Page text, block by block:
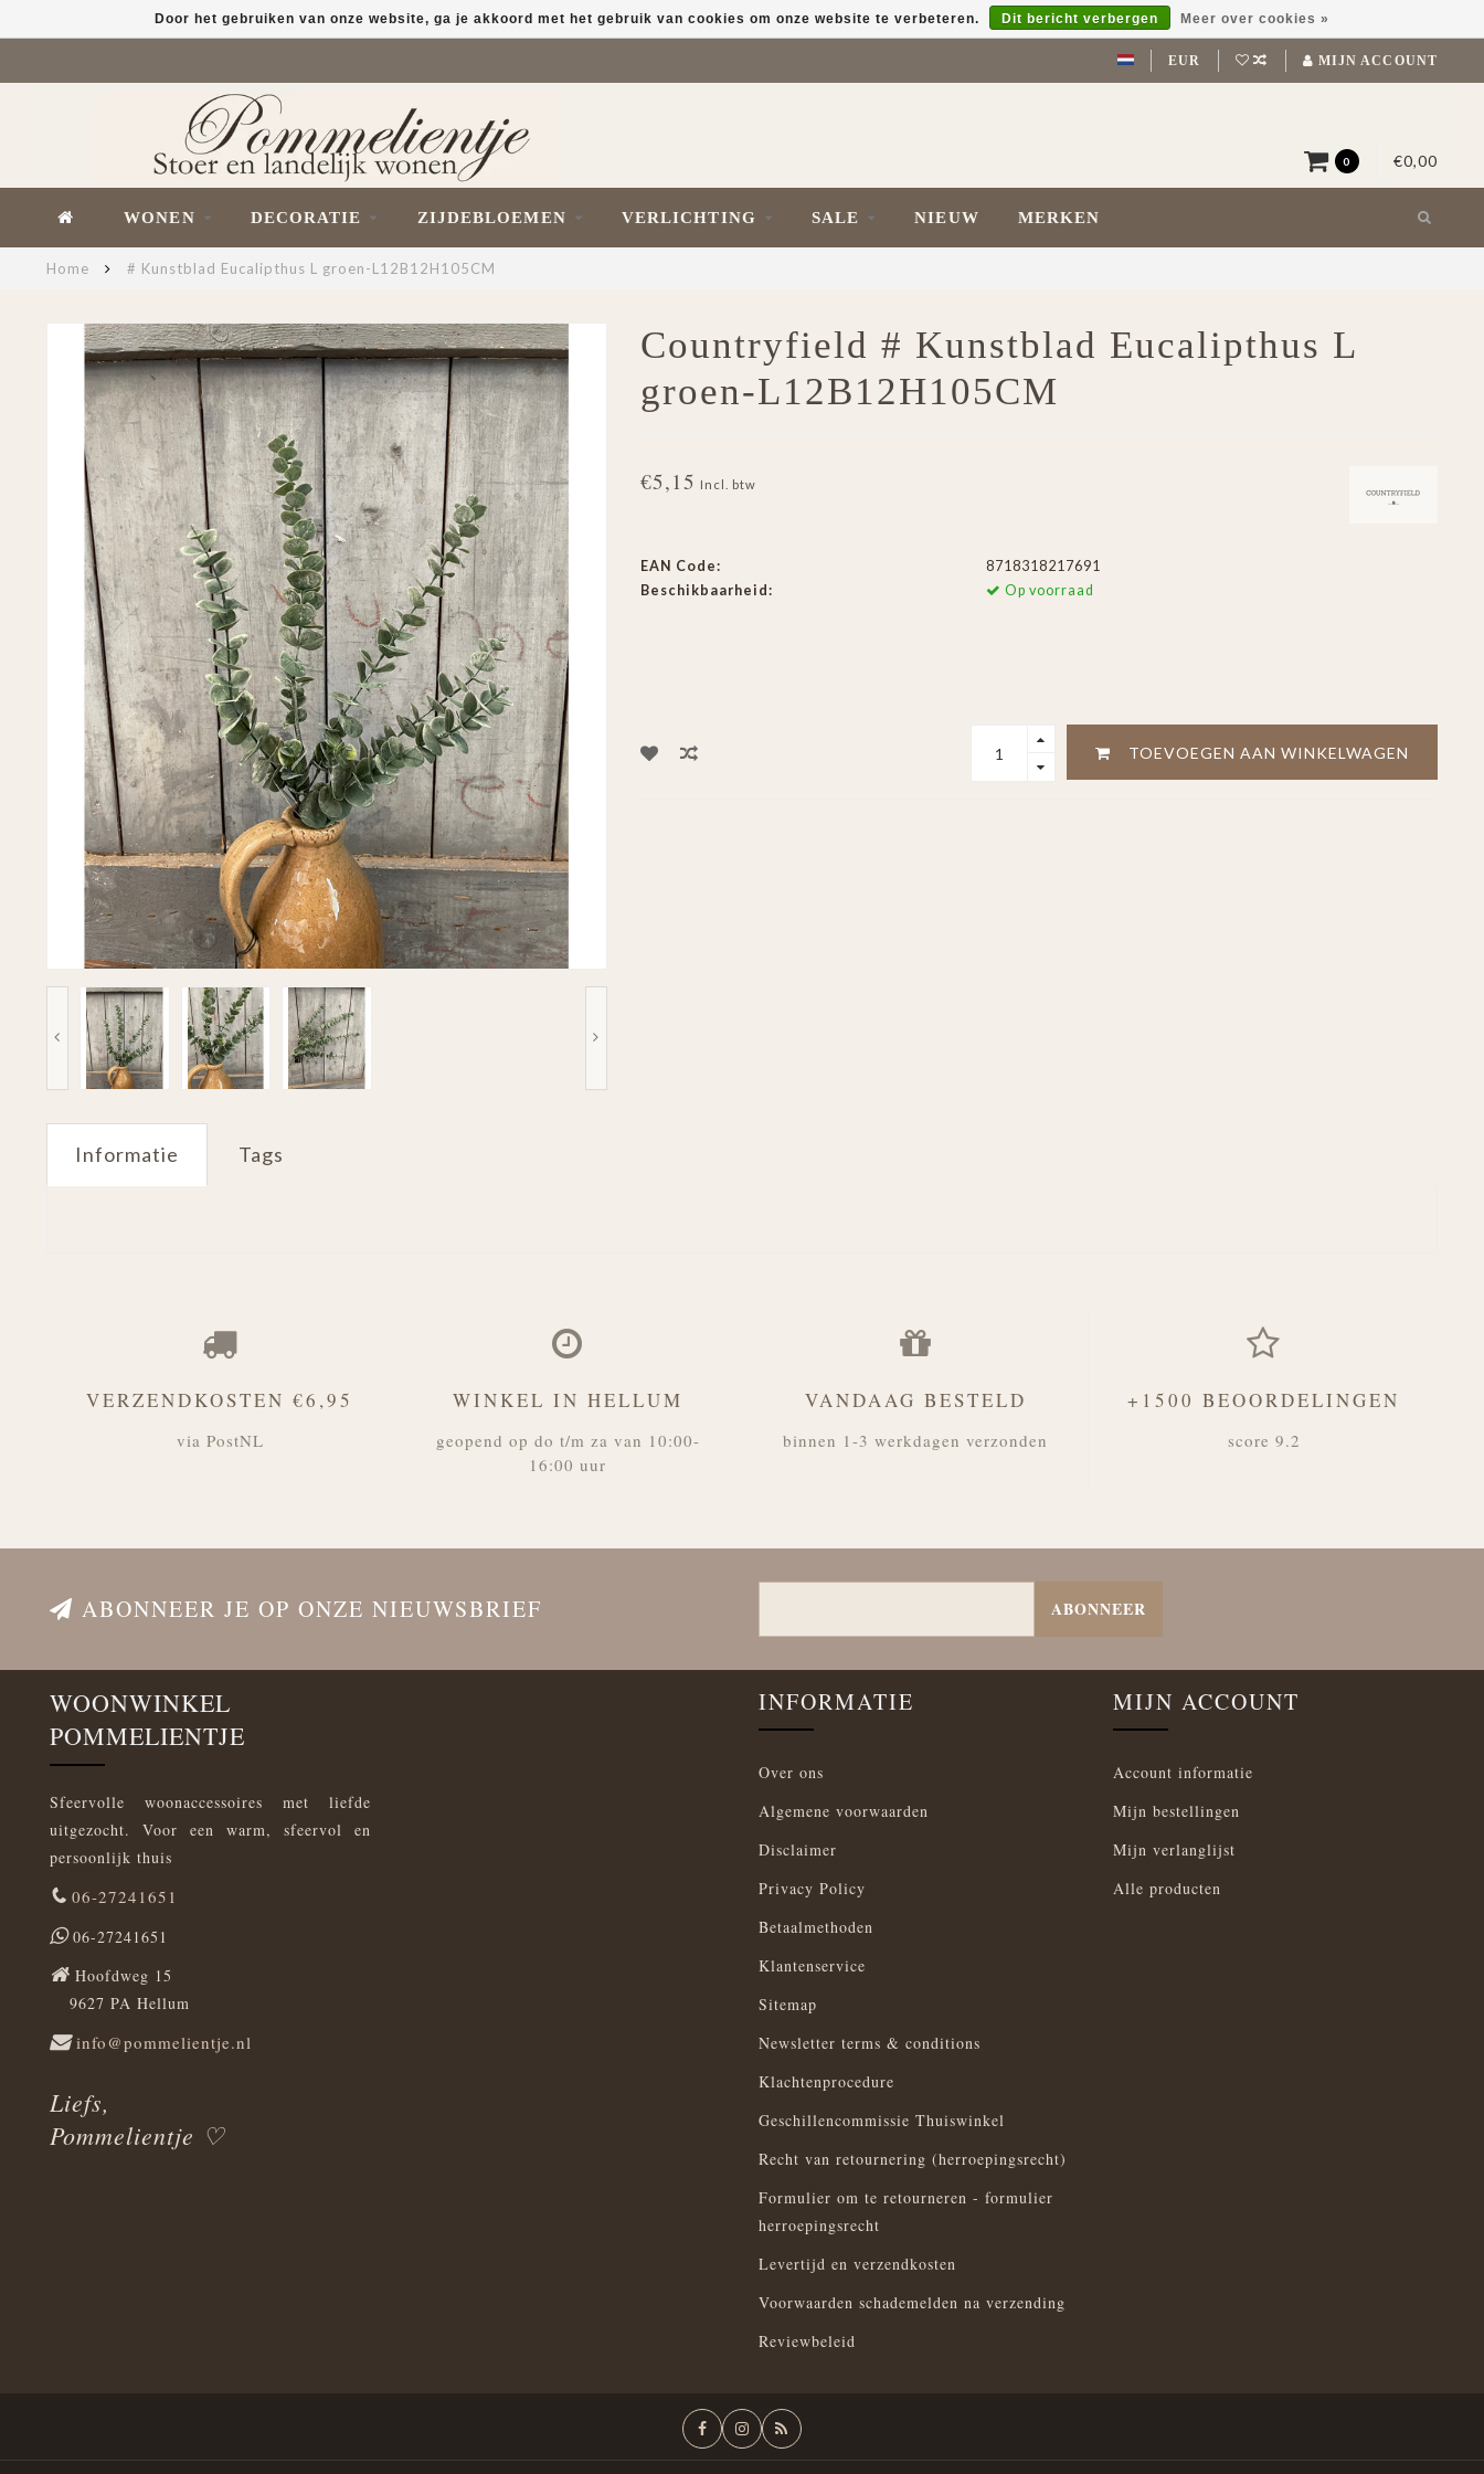
EUR MIJN ACCOUNT
0 €0,00
WONEN DECORATIE ZIJDEBLOEMEN VERLICHTING SALE NIEUW MERKEN
Home # Kunstblad Eucalipthus L groen-L12B12H105CM
Countryfield # Kunstblad Eucalipthus L
groen-L12B12H105CM
€5,15 Incl. btw
EAN Code:
8718318217691
Beschikbaarheid:
Op voorraad
TOEVOEGEN AAN WINKELWAGEN
Informatie Tags
Door het gebruiken van onze website, ga je akkoord met het gebruik van cookies om onze website te verbeteren. Dit bericht verbergen Meer over cookies »
VERZENDKOSTEN €6,95
via PostNL
WINKEL IN HELLUM
geopend op do t/m za van 10:00-
16:00 uur
VANDAAG BESTELD
binnen 1-3 werkdagen verzonden
+1500 BEOORDELINGEN
score 9.2
ABONNEER JE OP ONZE NIEUWSBRIEF ABONNEER
WOONWINKEL
POMMELIENTJE
Sfeervolle woonaccessoires met liefde
uitgezocht. Voor een warm, sfeervol en
persoonlijk thuis
06-27241651
06-27241651
Hoofdweg 15
9627 PA Hellum
info@pommelientje.nl
Liefs,
Pommelientje ♡
INFORMATIE
Over ons
Algemene voorwaarden
Disclaimer
Privacy Policy
Betaalmethoden
Klantenservice
Sitemap
Newsletter terms & conditions
Klachtenprocedure
Geschillencommissie Thuiswinkel
Recht van retournering (herroepingsrecht)
Formulier om te retourneren - formulier
herroepingsrecht
Levertijd en verzendkosten
Voorwaarden schademelden na verzending
Reviewbeleid
MIJN ACCOUNT
Account informatie
Mijn bestellingen
Mijn verlanglijst
Alle producten